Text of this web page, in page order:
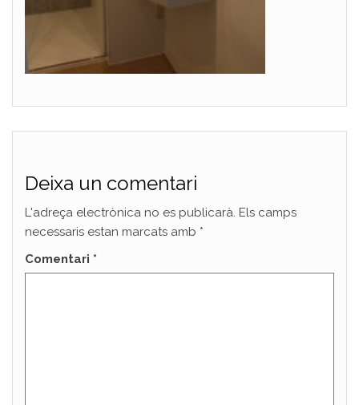
Deixa un comentari
L'adreça electrònica no es publicarà. Els camps
necessaris estan marcats amb *
Comentari *